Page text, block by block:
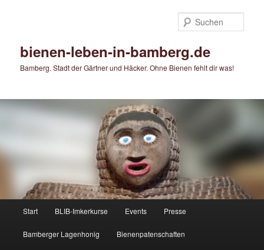
bienen-leben-in-bamberg.de
Bamberg. Stadt der Gärtner und Häcker. Ohne Bienen fehlt dir was!
Start BLIB-Imkerkurse Events Presse
Bamberger Lagenhonig Bienenpatenschaften